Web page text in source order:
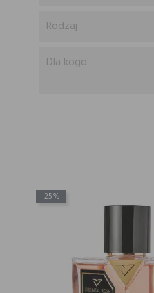
Rodzaj
Dla kogo
-25%